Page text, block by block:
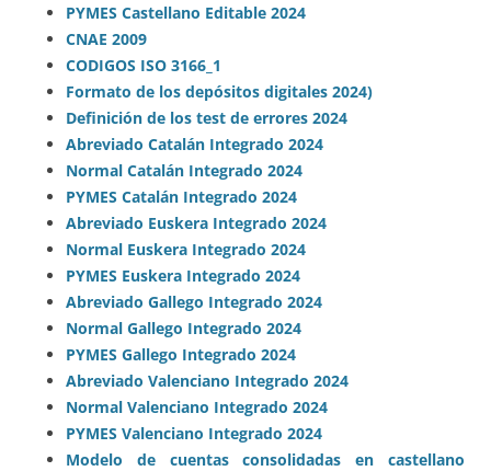
PYMES Castellano Editable 2024
CNAE 2009
CODIGOS ISO 3166_1
Formato de los depósitos digitales 2024)
Definición de los test de errores 2024
Abreviado Catalán Integrado 2024
Normal Catalán Integrado 2024
PYMES Catalán Integrado 2024
Abreviado Euskera Integrado 2024
Normal Euskera Integrado 2024
PYMES Euskera Integrado 2024
Abreviado Gallego Integrado 2​024
Normal Gallego Integrad​​o 2024
PYMES Gallego Integrado 2024
Abreviado Valenciano Integrado 2024
Normal Valenciano Integrado 2024
PYMES Valenciano Integrado 2024
​Modelo de cuentas consolidadas en castellano